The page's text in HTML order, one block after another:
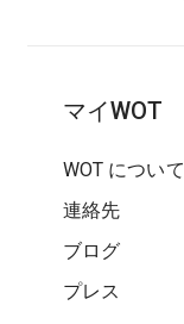
マイWOT
WOT について
連絡先
ブログ
プレス